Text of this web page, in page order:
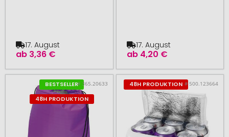
ab 3,36 €
17. August
ab 4,20 €
17. August
BESTSELLER
48H PRODUKTION
# 365.20633 48H PRODUKTION # 500.123664